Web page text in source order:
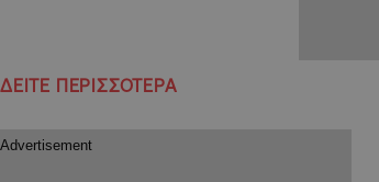
ΔΕΙΤΕ ΠΕΡΙΣΣΟΤΕΡΑ